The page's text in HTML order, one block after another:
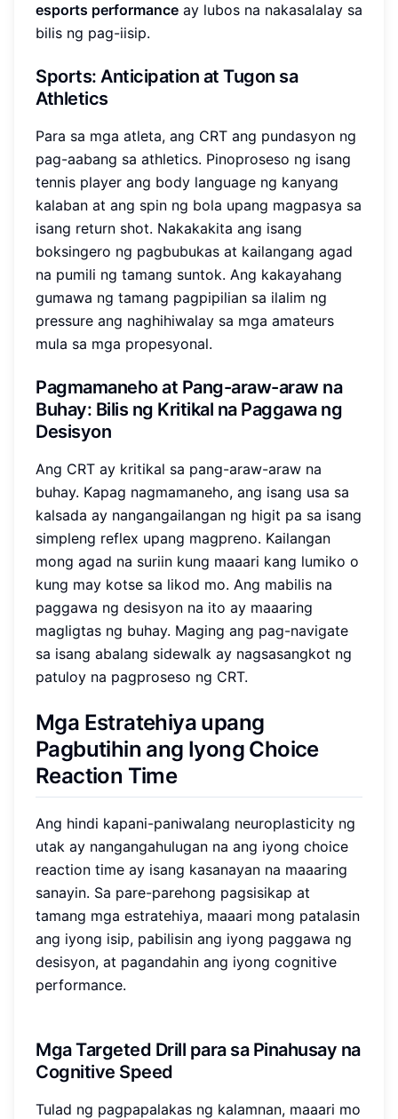
esports performance ay lubos na nakasalalay sa
bilis ng pag-iisip.
Sports: Anticipation at Tugon sa
Athletics
Para sa mga atleta, ang CRT ang pundasyon ng
pag-aabang sa athletics. Pinoproseso ng isang
tennis player ang body language ng kanyang
kalaban at ang spin ng bola upang magpasya sa
isang return shot. Nakakakita ang isang
boksingero ng pagbubukas at kailangang agad
na pumili ng tamang suntok. Ang kakayahang
gumawa ng tamang pagpipilian sa ilalim ng
pressure ang naghihiwalay sa mga amateurs
mula sa mga propesyonal.
Pagmamaneho at Pang-araw-araw na
Buhay: Bilis ng Kritikal na Paggawa ng
Desisyon
Ang CRT ay kritikal sa pang-araw-araw na
buhay. Kapag nagmamaneho, ang isang usa sa
kalsada ay nangangailangan ng higit pa sa isang
simpleng reflex upang magpreno. Kailangan
mong agad na suriin kung maaari kang lumiko o
kung may kotse sa likod mo. Ang mabilis na
paggawa ng desisyon na ito ay maaaring
magligtas ng buhay. Maging ang pag-navigate
sa isang abalang sidewalk ay nagsasangkot ng
patuloy na pagproseso ng CRT.
Mga Estratehiya upang
Pagbutihin ang Iyong Choice
Reaction Time
Ang hindi kapani-paniwalang neuroplasticity ng
utak ay nangangahulugan na ang iyong choice
reaction time ay isang kasanayan na maaaring
sanayin. Sa pare-parehong pagsisikap at
tamang mga estratehiya, maaari mong patalasin
ang iyong isip, pabilisin ang iyong paggawa ng
desisyon, at pagandahin ang iyong cognitive
performance.
Mga Targeted Drill para sa Pinahusay na
Cognitive Speed
Tulad ng pagpapalakas ng kalamnan, maaari mo